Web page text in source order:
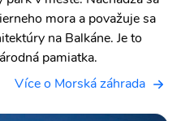
mora a považuje sa
na Balkáne. Je to
pamiatka.
Více o Morská záhrada